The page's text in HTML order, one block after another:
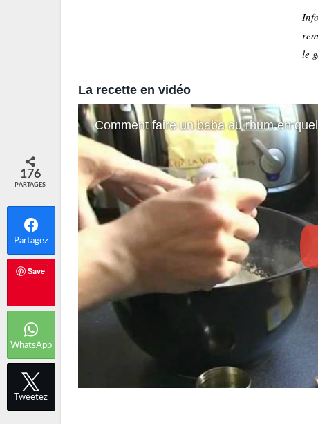
le
La recette en vidéo
Comment faire un baba au rhum en
176
PARTAGES
Partagez
Save
WhatsApp
Tweetez